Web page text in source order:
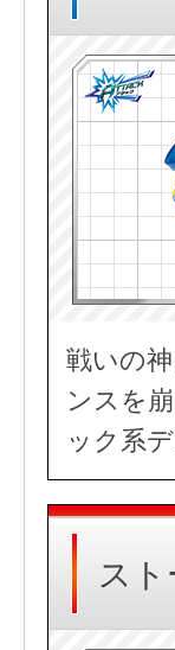
戦いの
ンスを
ック系
ス